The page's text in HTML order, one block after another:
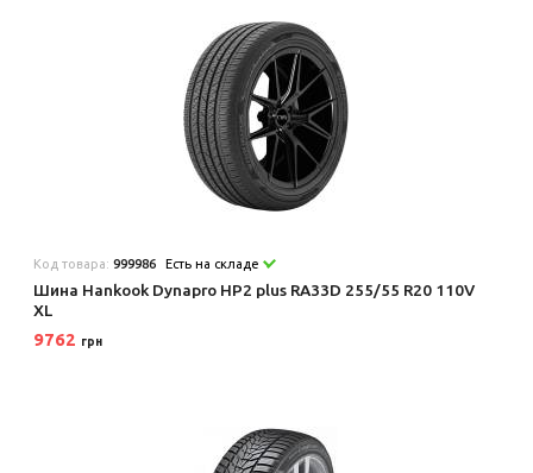
Код товара:999986 Есть на складе
Шина Hankook Dynapro HP2 plus RA33D 255/55 R20 110V
XL
9762 грн